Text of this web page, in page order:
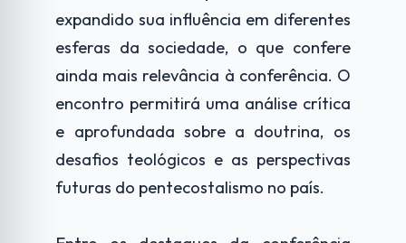
expandido sua influência em diferentes
esferas da sociedade, o que confere
ainda mais relevância à conferência. O
encontro permitirá uma análise crítica
e aprofundada sobre a doutrina, os
desafios teológicos e as perspectivas
futuras do pentecostalismo no país.